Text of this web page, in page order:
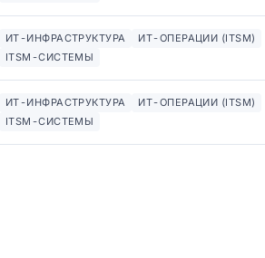
ИТ-ИНФРАСТРУКТУРА
ИТ-ОПЕРАЦИИ (ITSM)
ITSM-СИСТЕМЫ
ИТ-ИНФРАСТРУКТУРА
ИТ-ОПЕРАЦИИ (ITSM)
ITSM-СИСТЕМЫ